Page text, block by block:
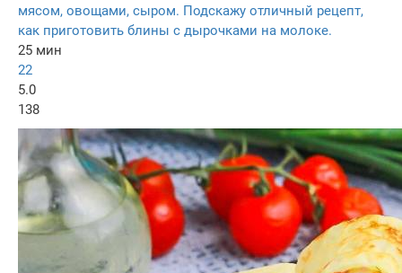
мясом, овощами, сыром. Подскажу отличный рецепт,
как приготовить блины с дырочками на молоке.
25 мин
22
5.0
138